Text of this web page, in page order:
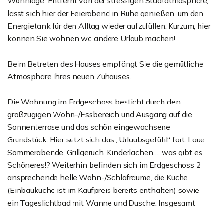
lässt sich hier der Feierabend in Ruhe genießen, um den
Energietank für den Alltag wieder aufzufüllen. Kurzum, hier
können Sie wohnen wo andere Urlaub machen!
Beim Betreten des Hauses empfängt Sie die gemütliche
Atmosphäre Ihres neuen Zuhauses.
Die Wohnung im Erdgeschoss besticht durch den
großzügigen Wohn-/Essbereich und Ausgang auf die
Sonnenterrase und das schön eingewachsene
Grundstück. Hier setzt sich das „Urlaubsgefühl“ fort. Laue
Sommerabende, Grillgeruch, Kinderlachen…. was gibt es
Schöneres!? Weiterhin befinden sich im Erdgeschoss 2
ansprechende helle Wohn-/Schlafräume, die Küche
(Einbauküche ist im Kaufpreis bereits enthalten) sowie
ein Tageslichtbad mit Wanne und Dusche. Insgesamt